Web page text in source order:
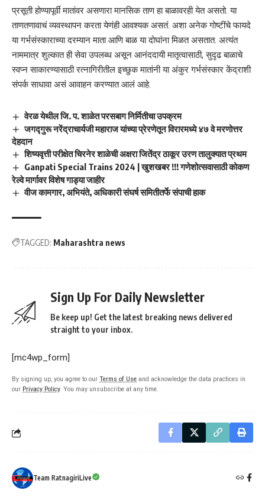
प्रसूती होण्यापूर्वी मातांवर असणारा मानसिक ताण हा बाळावरही येत असतो. या
ताणतणावाचं व्यवस्थापन करता येणंही आवश्यक असतं. अशा अनेक गोष्टींचे फायदे
या गर्भसंस्काराच्या दरम्यान माता आणि बाळ या दोघांना मिळत असतात. अत्यंत
नाममात्र शुल्कात ही सेवा उपलब्ध असून आनंददायी मातृत्वासाठी, सुदृढ बाळाचे
स्वप्न साकारण्यासाठी रत्नागिरीतील इच्छुक मातांनी या अंकुर गर्भसंस्कार केंद्राशी
संपर्क साधावा असं आवाहन करण्यात आलं आहे.
वेरळ येथील जि. प. शाळेत परसबाग निर्मितीचा उपक्रम
जगद्गुरू नरेंद्राचार्यजी महाराज यांच्या प्रेरणेतून विरारमध्ये ४७ वे मरणोत्तर
देहदान
शिष्यवृत्ती परीक्षेत चिरनेर शाळेची अक्षरा जितेंद्र ठाकूर उरण तालुक्यात प्रथम
Ganpati Special Trains 2024 | खुशखबर !!! गणेशोत्सवासाठी कोकण
रेल्वे मार्गावर विशेष गाड्या जाहीर
वीज कामगार, अभियंते, अधिकारी संघर्ष समितीतर्फे संपाची हाक
TAGGED: Maharashtra news
Sign Up For Daily Newsletter
Be keep up! Get the latest breaking news delivered
straight to your inbox.
[mc4wp_form]
By signing up, you agree to our Terms of Use and acknowledge the data practices in
our Privacy Policy. You may unsubscribe at any time.
Team RatnagiriLive